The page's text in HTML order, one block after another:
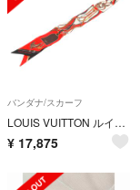
バンダナ/スカーフ
LOUIS VUITTON ルイヴィトン バンドーBB オールザストラップス シルク スカーフ レッド M76688
¥ 17,875